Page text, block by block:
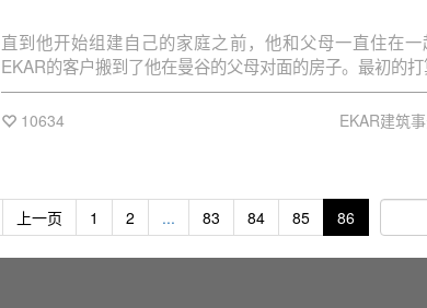
直到他开始组建自己的家庭之前，他和父母一直住在一
EKAR的客户搬到了他在曼谷的父母对面的房子。最初的
翻新现在的房子，以适合这位客户的第一个出生的女儿
而，在建筑图纸完成后，业主改变了主意。业主认为与
10634 EKAR建筑
上一页 1 2 ... 83 84 85 86